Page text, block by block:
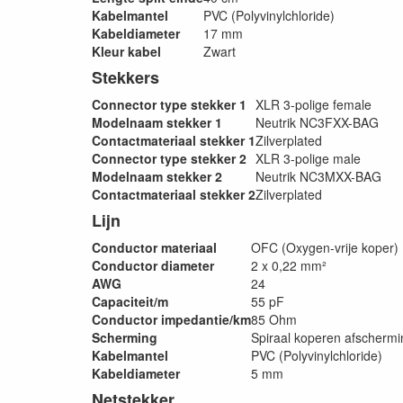
Kabelmantel
PVC (Polyvinylchloride)
Kabeldiameter
17 mm
Kleur kabel
Zwart
Stekkers
Connector type stekker 1 XLR 3-polige female
Modelnaam stekker 1
Neutrik NC3FXX-BAG
Contactmateriaal stekker 1Zilverplated
Connector type stekker 2 XLR 3-polige male
Modelnaam stekker 2
Neutrik NC3MXX-BAG
Contactmateriaal stekker 2Zilverplated
Lijn
Conductor materiaal
OFC (Oxygen-vrije koper)
Conductor diameter
2 x 0,22 mm²
AWG
24
Capaciteit/m
55 pF
Conductor impedantie/km85 Ohm
Scherming
Spiraal koperen
Kabelmantel
PVC (Polyvinylchloride)
Kabeldiameter
5 mm